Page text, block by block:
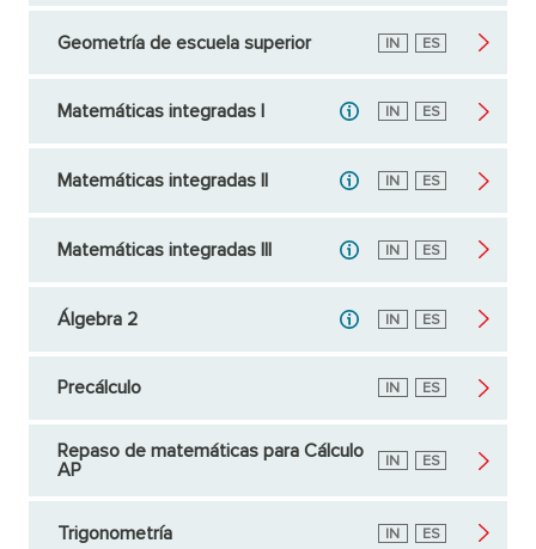
Geometría de escuela superior Inglés
IN Español
ES
Matemáticas integradas I Inglés
IN Español
ES
Matemáticas integradas II Inglés
IN Español
ES
Matemáticas integradas III Inglés
IN Español
ES
Álgebra 2 Inglés
IN Español
ES
Precálculo Inglés
IN Español
ES
Repaso de matemáticas para Cálculo
AP
Inglés
IN Español
ES
Trigonometría Inglés
IN Español
ES